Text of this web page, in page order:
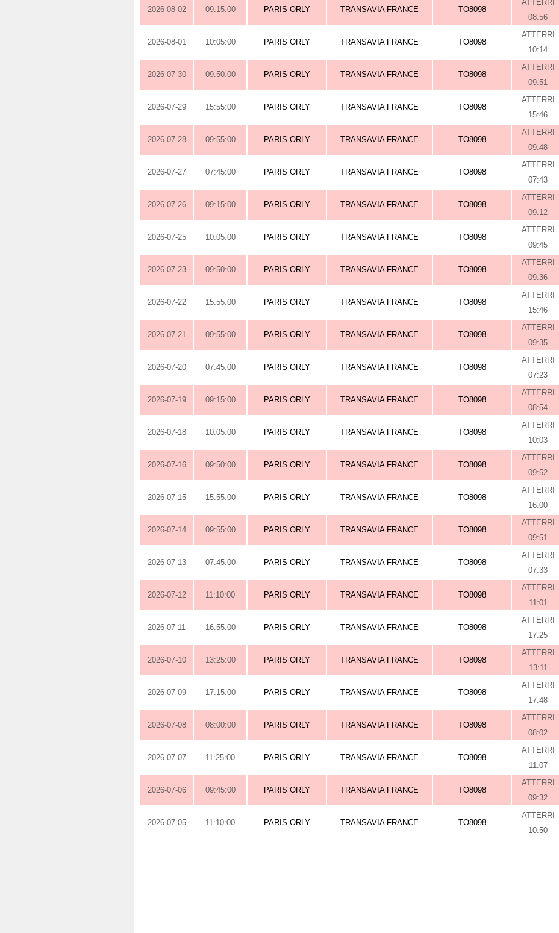
2026-08-02 09:15:00 PARIS ORLY TRANSAVIA FRANCE TO8098
ATTERRI
08:56
2026-08-01 10:05:00 PARIS ORLY TRANSAVIA FRANCE TO8098
ATTERRI
10:14
2026-07-30 09:50:00 PARIS ORLY TRANSAVIA FRANCE TO8098
ATTERRI
09:51
2026-07-29 15:55:00 PARIS ORLY TRANSAVIA FRANCE TO8098
ATTERRI
15:46
2026-07-28 09:55:00 PARIS ORLY TRANSAVIA FRANCE TO8098
ATTERRI
09:48
2026-07-27 07:45:00 PARIS ORLY TRANSAVIA FRANCE TO8098
ATTERRI
07:43
2026-07-26 09:15:00 PARIS ORLY TRANSAVIA FRANCE TO8098
ATTERRI
09:12
2026-07-25 10:05:00 PARIS ORLY TRANSAVIA FRANCE TO8098
ATTERRI
09:45
2026-07-23 09:50:00 PARIS ORLY TRANSAVIA FRANCE TO8098
ATTERRI
09:36
2026-07-22 15:55:00 PARIS ORLY TRANSAVIA FRANCE TO8098
ATTERRI
15:46
2026-07-21 09:55:00 PARIS ORLY TRANSAVIA FRANCE TO8098
ATTERRI
09:35
2026-07-20 07:45:00 PARIS ORLY TRANSAVIA FRANCE TO8098
ATTERRI
07:23
2026-07-19 09:15:00 PARIS ORLY TRANSAVIA FRANCE TO8098
ATTERRI
08:54
2026-07-18 10:05:00 PARIS ORLY TRANSAVIA FRANCE TO8098
ATTERRI
10:03
2026-07-16 09:50:00 PARIS ORLY TRANSAVIA FRANCE TO8098
ATTERRI
09:52
2026-07-15 15:55:00 PARIS ORLY TRANSAVIA FRANCE TO8098
ATTERRI
16:00
2026-07-14 09:55:00 PARIS ORLY TRANSAVIA FRANCE TO8098
ATTERRI
09:51
2026-07-13 07:45:00 PARIS ORLY TRANSAVIA FRANCE TO8098
ATTERRI
07:33
2026-07-12 11:10:00 PARIS ORLY TRANSAVIA FRANCE TO8098
ATTERRI
11:01
2026-07-11 16:55:00 PARIS ORLY TRANSAVIA FRANCE TO8098
ATTERRI
17:25
2026-07-10 13:25:00 PARIS ORLY TRANSAVIA FRANCE TO8098
ATTERRI
13:11
2026-07-09 17:15:00 PARIS ORLY TRANSAVIA FRANCE TO8098
ATTERRI
17:48
2026-07-08 08:00:00 PARIS ORLY TRANSAVIA FRANCE TO8098
ATTERRI
08:02
2026-07-07 11:25:00 PARIS ORLY TRANSAVIA FRANCE TO8098
ATTERRI
11:07
2026-07-06 09:45:00 PARIS ORLY TRANSAVIA FRANCE TO8098
ATTERRI
09:32
2026-07-05 11:10:00 PARIS ORLY TRANSAVIA FRANCE TO8098
ATTERRI
10:50